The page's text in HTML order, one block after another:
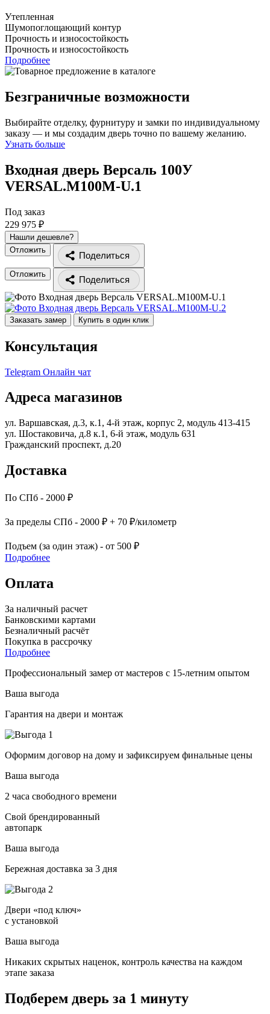
Утепленная
Шумопоглощающий контур
Прочность и износостойкость
Прочность и износостойкость
Подробнее
Безграничные возможности
Выбирайте отделку, фурнитуру и замки по индивидуальному
заказу — и мы создадим дверь точно по вашему желанию.
Узнать больше
Входная дверь Версаль 100У
VERSAL.M100M-U.1
Под заказ
229 975 ₽
Нашли дешевле?
Отложить
Поделиться
Отложить
Поделиться
Заказать замер Купить в один клик
Консультация
Telegram Онлайн чат
Адреса магазинов
ул. Варшавская, д.3, к.1, 4-й этаж, корпус 2, модуль 413-415
ул. Шостаковича, д.8 к.1, 6-й этаж, модуль 631
Гражданский проспект, д.20
Доставка
По СПб - 2000 ₽
За пределы СПб - 2000 ₽ + 70 ₽/километр
Подъем (за один этаж) - от 500 ₽
Подробнее
Оплата
За наличный расчет
Банковскими картами
Безналичный расчёт
Покупка в рассрочку
Подробнее
Профессиональный замер от мастеров с 15-летним опытом
Ваша выгода
Гарантия на двери и монтаж
Оформим договор на дому и зафиксируем финальные цены
Ваша выгода
2 часа свободного времени
Свой брендированный
автопарк
Ваша выгода
Бережная доставка за 3 дня
Двери «под ключ»
с установкой
Ваша выгода
Никаких скрытых наценок, контроль качества на каждом
этапе заказа
Подберем дверь за 1 минуту